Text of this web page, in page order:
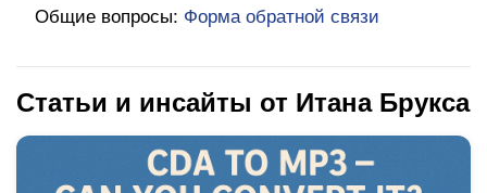
Общие вопросы: Форма обратной связи
Статьи и инсайты от Итана Брукса